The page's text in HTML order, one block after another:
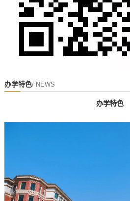
办学特色/ NEWS
办学特色